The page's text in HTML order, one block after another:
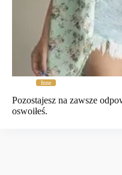
Inne
Pozostajesz na zawsze
oswoiłeś.